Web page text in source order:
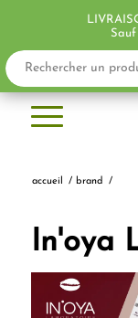
accueil / brand /
In'oya
Sauf